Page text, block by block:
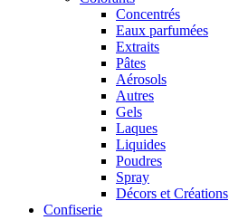
Concentrés
Eaux parfumées
Extraits
Pâtes
Aérosols
Autres
Gels
Laques
Liquides
Poudres
Spray
Décors et Créations
Confiserie